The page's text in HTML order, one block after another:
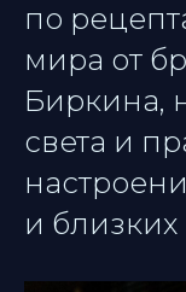
по
мира от
Биркина,
света и
и близких